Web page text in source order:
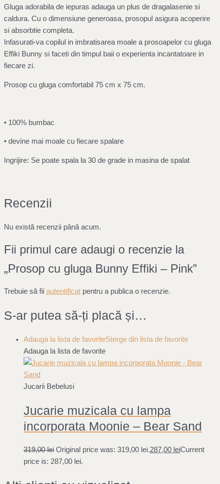
Gluga adorabila de iepuras adauga un plus de dragalasenie si
caldura. Cu o dimensiune generoasa, prosopul asigura acoperire
si absorbtie completa.
Infasurati-va copilul in imbratisarea moale a prosoapelor cu gluga
Effiki Bunny si faceti din timpul baii o experienta incantatoare in
fiecare zi.
Prosop cu gluga comfortabil 75 cm x 75 cm.
• 100% bumbac
• devine mai moale cu fiecare spalare
Ingrijire: Se poate spala la 30 de grade in masina de spalat
Recenzii
Nu există recenzii până acum.
Fii primul care adaugi o recenzie la
„Prosop cu gluga Bunny Effiki – Pink”
Trebuie să fii autentificat pentru a publica o recenzie.
S-ar putea să-ți placă și…
Adauga la lista de favoriteSterge din lista de favorite
Adauga la lista de favorite
Jucarii Bebelusi
Jucarie muzicala cu lampa
incorporata Moonie – Bear Sand
319,00lei Original price was: 319,00 lei.287,00 leiCurrent
price is: 287,00 lei.